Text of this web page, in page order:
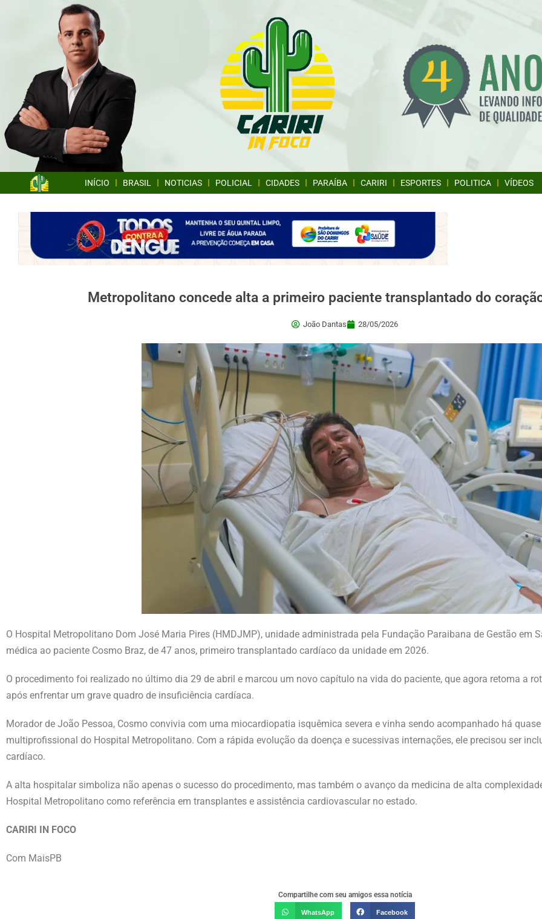
INÍCIO BRASIL NOTICIAS POLICIAL CIDADES PARAÍBA CARIRI ESPORTES POLITICA VÍDEOS
Metropolitano concede alta a primeiro paciente transplantado do
João Dantas 28/05/2026
O Hospital Metropolitano Dom José Maria Pires (HMDJMP), unidade administrada pela Fundação Paraibana de Gestão em
médica ao paciente Cosmo Braz, de 47 anos, primeiro transplantado cardíaco da unidade em 2026.
O procedimento foi realizado no último dia 29 de abril e marcou um novo capítulo na vida do paciente, que agora retoma a
após enfrentar um grave quadro de insuficiência cardíaca.
Morador de João Pessoa, Cosmo convivia com uma miocardiopatia isquêmica severa e vinha sendo acompanhado há
multiprofissional do Hospital Metropolitano. Com a rápida evolução da doença e sucessivas internações, ele precisou ser
cardíaco.
A alta hospitalar simboliza não apenas o sucesso do procedimento, mas também o avanço da medicina de alta
Hospital Metropolitano como referência em transplantes e assistência cardiovascular no estado.
CARIRI IN FOCO
Com MaisPB
Compartilhe com seu amigos essa notícia
WhatsApp Facebook